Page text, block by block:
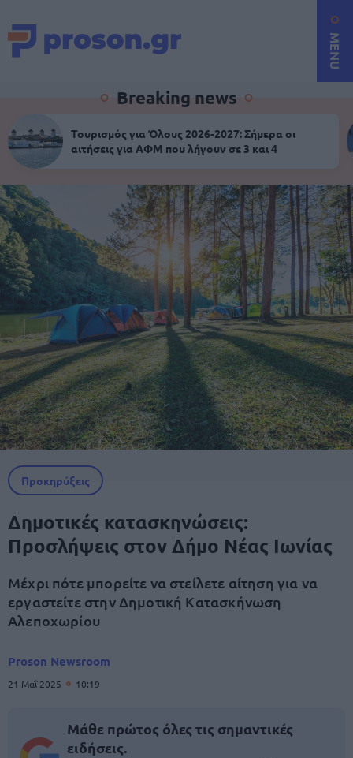
MENU
Breaking news
Τουρισμός για Όλους 2026-2027: Σήμερα οι
αιτήσεις για ΑΦΜ που λήγουν σε 3 και 4
Προκηρύξεις
Δημοτικές κατασκηνώσεις:
Προσλήψεις στον Δήμο Νέας Ιωνίας
Μέχρι πότε μπορείτε να στείλετε αίτηση για να
εργαστείτε στην Δημοτική Κατασκήνωση
Αλεποχωρίου
Proson Newsroom
21 Μαΐ 2025 10:19
Μάθε πρώτος όλες τις σημαντικές
ειδήσεις.